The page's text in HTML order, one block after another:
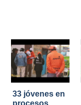
33 jóvenes en
procesos